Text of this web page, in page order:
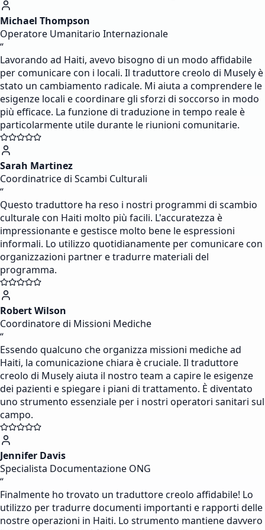
Michael Thompson
Operatore Umanitario Internazionale
“
Lavorando ad Haiti, avevo bisogno di un modo affidabile
per comunicare con i locali. Il traduttore creolo di Musely è
stato un cambiamento radicale. Mi aiuta a comprendere le
esigenze locali e coordinare gli sforzi di soccorso in modo
più efficace. La funzione di traduzione in tempo reale è
particolarmente utile durante le riunioni comunitarie.
Sarah Martinez
Coordinatrice di Scambi Culturali
“
Questo traduttore ha reso i nostri programmi di scambio
culturale con Haiti molto più facili. L'accuratezza è
impressionante e gestisce molto bene le espressioni
informali. Lo utilizzo quotidianamente per comunicare con
organizzazioni partner e tradurre materiali del
programma.
Robert Wilson
Coordinatore di Missioni Mediche
“
Essendo qualcuno che organizza missioni mediche ad
Haiti, la comunicazione chiara è cruciale. Il traduttore
creolo di Musely aiuta il nostro team a capire le esigenze
dei pazienti e spiegare i piani di trattamento. È diventato
uno strumento essenziale per i nostri operatori sanitari sul
campo.
Jennifer Davis
Specialista Documentazione ONG
“
Finalmente ho trovato un traduttore creolo affidabile! Lo
utilizzo per tradurre documenti importanti e rapporti delle
nostre operazioni in Haiti. Lo strumento mantiene davvero